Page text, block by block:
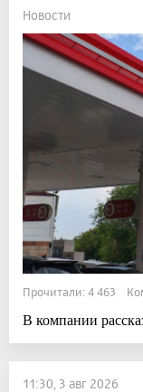
Новости
Прочитали: 4 463
В компании
11:30, 3 авг 2026